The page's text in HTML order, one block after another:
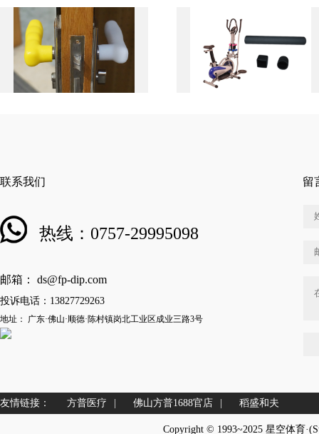
联系我们
热线：0757-29995098
邮箱： ds@fp-dip.com
投诉电话：13827729263
地址： 广东·佛山·顺德·陈村镇岗北工业区成业三路3号
留
友情链接： 方普医疗 | 佛山方普1688官店 | 稻盛和夫
Copyright © 1993~2025 星空体育